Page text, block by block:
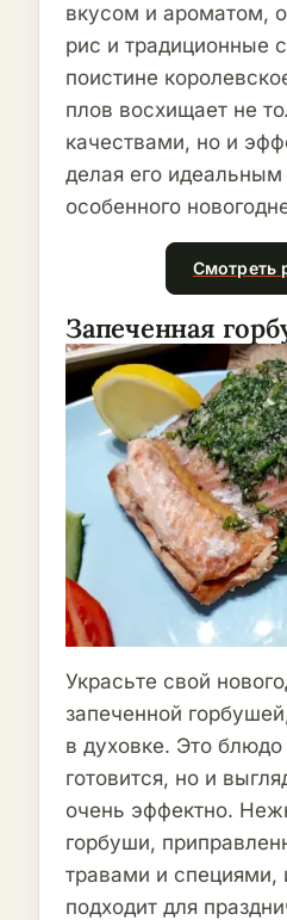
вкусом и ароматом,
рис и традиционные
поистине
плов восхищает не
качествами, но и
делая его
особенного
Смотреть
Запеченная
Украсьте свой
запеченной
в духовке. Это блюдо
готовится, но и
очень эффектно.
горбуши,
травами и специями,
подходит для